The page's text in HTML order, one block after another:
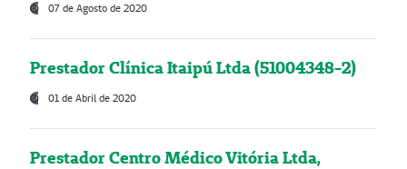
07 de Agosto de 2020
Prestador Clínica Itaipú Ltda (51004348-2)
01 de Abril de 2020
Prestador Centro Médico Vitória Ltda,